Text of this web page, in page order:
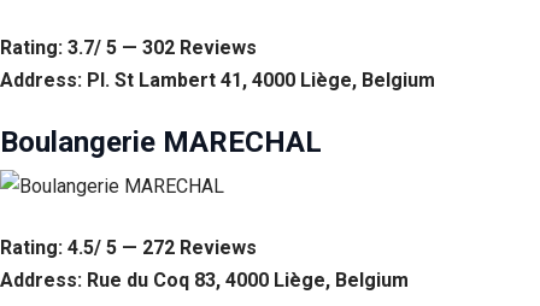
Rating: 3.7/ 5 — 302 Reviews
Address: Pl. St Lambert 41, 4000 Liège, Belgium
Boulangerie MARECHAL
Rating: 4.5/ 5 — 272 Reviews
Address: Rue du Coq 83, 4000 Liège, Belgium